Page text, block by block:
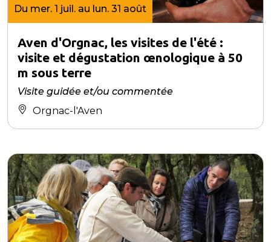
Du mer. 1 juil. au lun. 31 août
Aven d'Orgnac, les visites de l'été :
visite et dégustation œnologique à 50
m sous terre
Visite guidée et/ou commentée
Orgnac-l'Aven